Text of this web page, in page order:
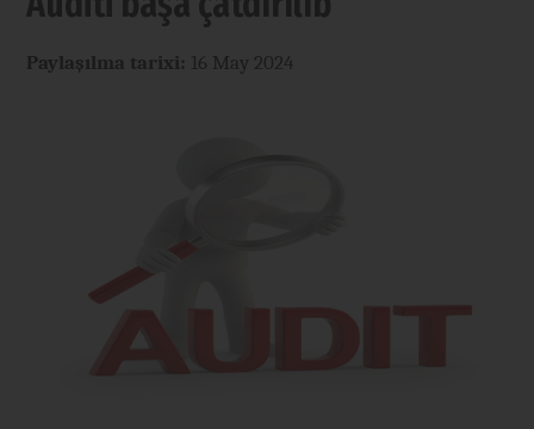
Paylaşılma tarixi: 16 May 2024